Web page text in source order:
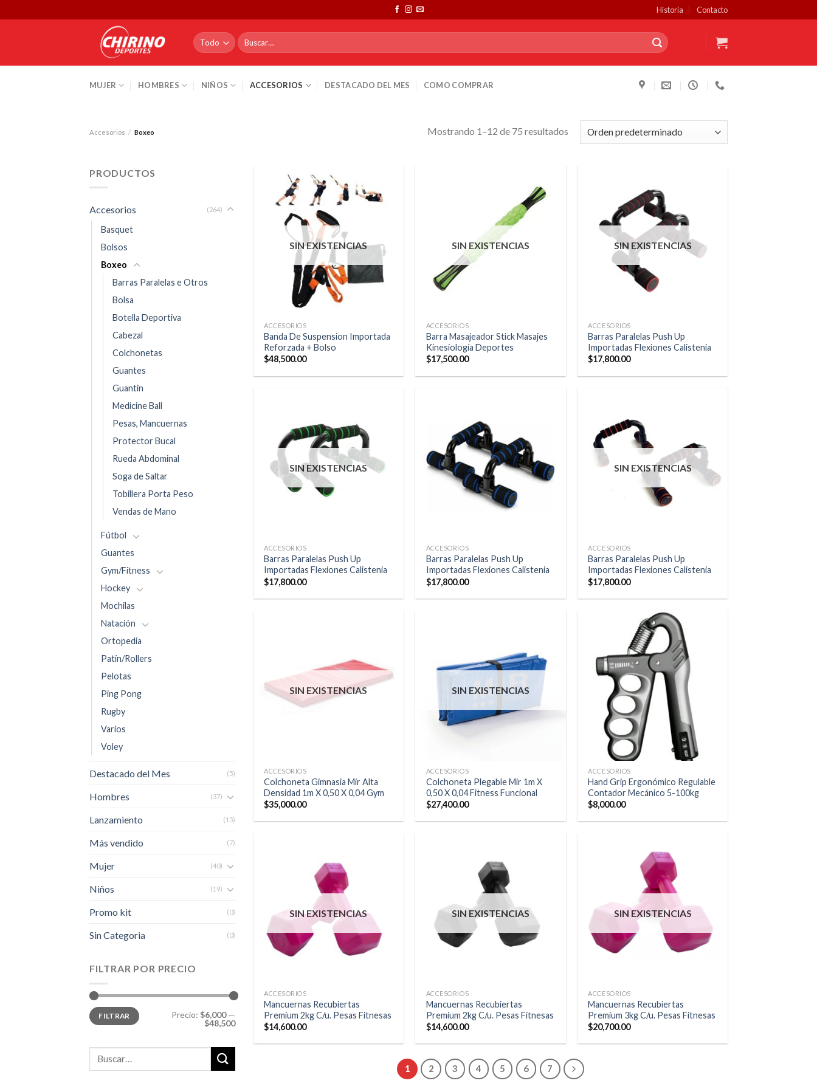
to
Historia Contacto
Buscar
por:
MUJER HOMBRES NIÑOS ACCESORIOS DESTACADO DEL MES COMO COMPRAR
Accesorios / Boxeo Mostrando 1–12 de 75 resultados
PRODUCTOS
Accesorios (264)
Basquet
Bolsos
Boxeo
Barras Paralelas e Otros
Bolsa
Botella Deportiva
Cabezal
Colchonetas
Guantes
Guantin
Medicine Ball
Pesas, Mancuernas
Protector Bucal
Rueda Abdominal
Soga de Saltar
Tobillera Porta Peso
Vendas de Mano
Fútbol
Guantes
Gym/Fitness
Hockey
Mochilas
Natación
Ortopedia
Patín/Rollers
Pelotas
Ping Pong
Rugby
Varios
Voley
Destacado del Mes (5)
Hombres (37)
Lanzamiento (15)
Más vendido (7)
Mujer (40)
Niños (19)
Promo kit (0)
Sin Categoria (0)
FILTRAR POR PRECIO
Precio
mínimo
Precio
máximo
FILTRAR Precio: $6,000—
$48,500
SIN EXISTENCIAS
ACCESORIOS
Banda De Suspension Importada
Reforzada + Bolso
$48,500.00
SIN EXISTENCIAS
ACCESORIOS
Barra Masajeador Stick Masajes
Kinesiología Deportes
$17,500.00
SIN EXISTENCIAS
ACCESORIOS
Barras Paralelas Push Up
Importadas Flexiones Calistenia
$17,800.00
SIN EXISTENCIAS
ACCESORIOS
Barras Paralelas Push Up
Importadas Flexiones Calistenia
$17,800.00
ACCESORIOS
Barras Paralelas Push Up
Importadas Flexiones Calistenia
$17,800.00
SIN EXISTENCIAS
ACCESORIOS
Barras Paralelas Push Up
Importadas Flexiones Calistenia
$17,800.00
SIN EXISTENCIAS
ACCESORIOS
Colchoneta Gimnasia Mir Alta
Densidad 1m X 0,50 X 0,04 Gym
$35,000.00
SIN EXISTENCIAS
ACCESORIOS
Colchoneta Plegable Mir 1m X
0,50 X 0,04 Fitness Funcional
$27,400.00
ACCESORIOS
Hand Grip Ergonómico Regulable
Contador Mecánico 5-100kg
$8,000.00
SIN EXISTENCIAS
ACCESORIOS
Mancuernas Recubiertas
Premium 2kg C/u. Pesas Fitnesas
$14,600.00
SIN EXISTENCIAS
ACCESORIOS
Mancuernas Recubiertas
Premium 2kg C/u. Pesas Fitnesas
$14,600.00
SIN EXISTENCIAS
ACCESORIOS
Mancuernas Recubiertas
Premium 3kg C/u. Pesas Fitnesas
$20,700.00
1 2 3 4 5 6 7